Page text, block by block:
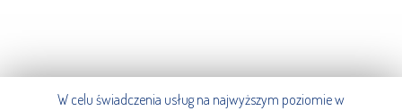
W celu świadczenia usług na najwyższym poziomie w